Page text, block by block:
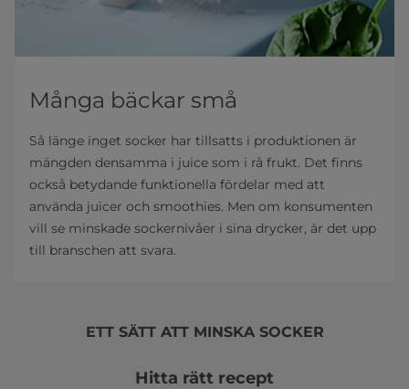
Många bäckar små
Så länge inget socker har tillsatts i produktionen är
mängden densamma i juice som i rå frukt. Det finns
också betydande funktionella fördelar med att
använda juicer och smoothies. Men om konsumenten
vill se minskade sockernivåer i sina drycker, är det upp
till branschen att svara.
ETT SÄTT ATT MINSKA SOCKER
Hitta rätt recept